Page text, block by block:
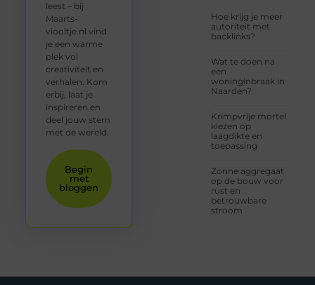
Hoe krijg je meer
autoriteit met
backlinks?
Wat te doen na
een
woninginbraak in
Naarden?
Krimpvrije mortel
kiezen op
laagdikte en
toepassing
Zonne aggregaat
op de bouw voor
rust en
betrouwbare
stroom
leest – bij
Maarts-
viooltje.nl vind
je een warme
plek vol
creativiteit en
verhalen. Kom
erbij, laat je
inspireren en
deel jouw stem
met de wereld.
Begin
met
bloggen